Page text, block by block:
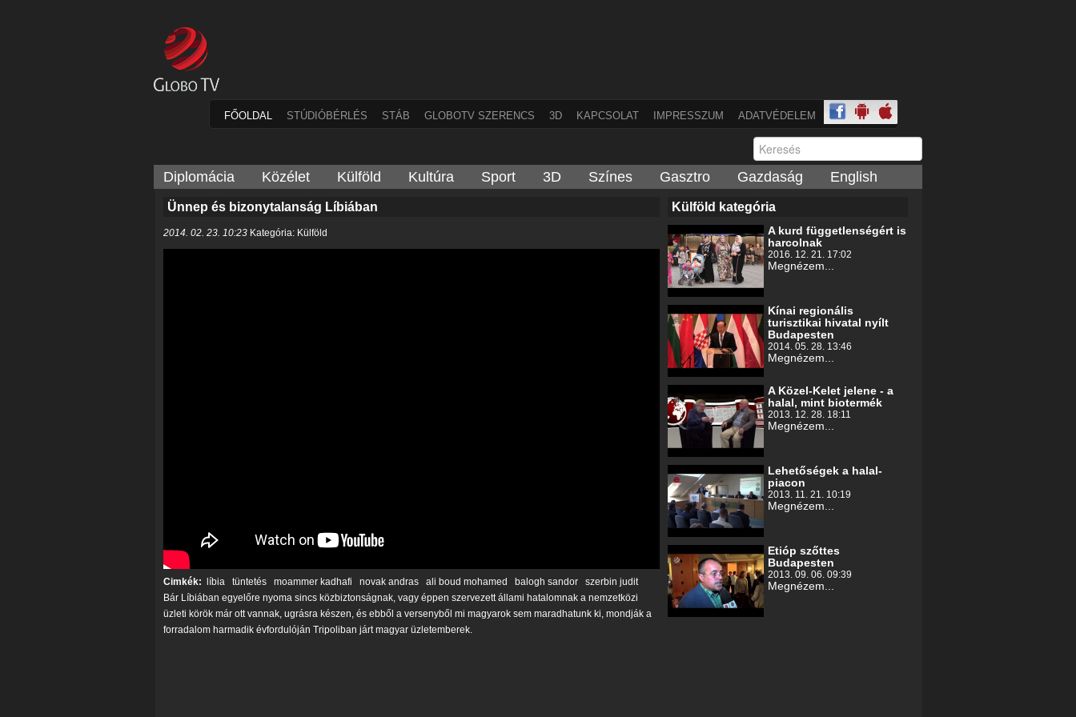
FŐOLDAL STÚDIÓBÉRLÉS STÁB GLOBOTV SZERENCS 3D KAPCSOLAT IMPRESSZUM ADATVÉDELEM
Diplomácia Közélet Külföld Kultúra Sport 3D Színes Gasztro Gazdaság English
Ünnep és bizonytalanság Líbiában
2014. 02. 23. 10:23 Kategória: Külföld
Cimkék: líbia tüntetés moammer kadhafi novak andras ali boud mohamed balogh sandor
szerbin judit
Bár Líbiában egyelőre nyoma sincs közbiztonságnak, vagy éppen szervezett állami hatalomnak a nemzetközi
üzleti körök már ott vannak, ugrásra készen, és ebből a versenyből mi magyarok sem maradhatunk ki, mondják a
forradalom harmadik évfordulóján Tripoliban járt magyar üzletemberek.
Külföld kategória
A kurd függetlenségért is
harcolnak
2016. 12. 21. 17:02
Megnézem...
Kínai regionális
turisztikai hivatal nyílt
Budapesten
2014. 05. 28. 13:46
Megnézem...
A Közel-Kelet jelene - a
halal, mint biotermék
2013. 12. 28. 18:11
Megnézem...
Lehetőségek a halal-
piacon
2013. 11. 21. 10:19
Megnézem...
Etióp szőttes
Budapesten
2013. 09. 06. 09:39
Megnézem...